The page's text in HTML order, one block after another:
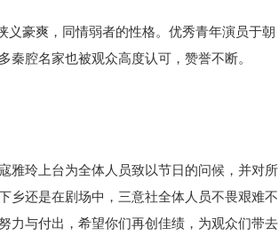
豪爽，同情弱者的性格。优秀青年演员于朝
腔名家也被观众高度认可，赞誉不断。
玲上台为全体人员致以节日的问候，并对所
乡还是在剧场中，三意社全体人员不畏艰难不
力与付出，希望你们再创佳绩，为观众们带去